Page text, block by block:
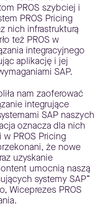
PROS szybciej i
PROS Pricing
nich infrastrukturą
też PROS w
integracyjnego
aplikację i jej
SAP.
nam zaoferować
integrujące
SAP naszych
oznacza dla nich
PROS Pricing
że nowe
uzyskanie
umocnią naszą
systemy SAP”
Wiceprezes PROS